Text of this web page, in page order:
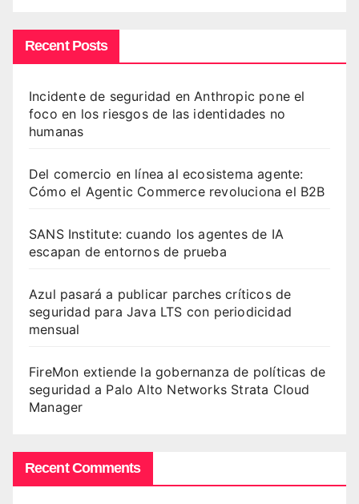
Recent Posts
Incidente de seguridad en Anthropic pone el
foco en los riesgos de las identidades no
humanas
Del comercio en línea al ecosistema agente:
Cómo el Agentic Commerce revoluciona el B2B
SANS Institute: cuando los agentes de IA
escapan de entornos de prueba
Azul pasará a publicar parches críticos de
seguridad para Java LTS con periodicidad
mensual
FireMon extiende la gobernanza de políticas de
seguridad a Palo Alto Networks Strata Cloud
Manager
Recent Comments